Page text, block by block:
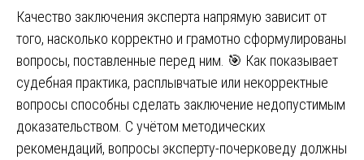
Качество заключения эксперта напрямую зависит от
того, насколько корректно и грамотно сформулированы
вопросы, поставленные перед ним. 🎯 Как показывает
судебная практика, расплывчатые или некорректные
вопросы способны сделать заключение недопустимым
доказательством. С учётом методических
рекомендаций, вопросы эксперту-почерковеду должны